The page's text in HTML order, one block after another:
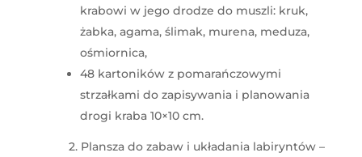
krabowi w jego drodze do muszli: kruk,
żabka, agama, ślimak, murena, meduza,
ośmiornica,
48 kartoników z pomarańczowymi
strzałkami do zapisywania i planowania
drogi kraba 10×10 cm.
2. Plansza do zabaw i układania labiryntów –